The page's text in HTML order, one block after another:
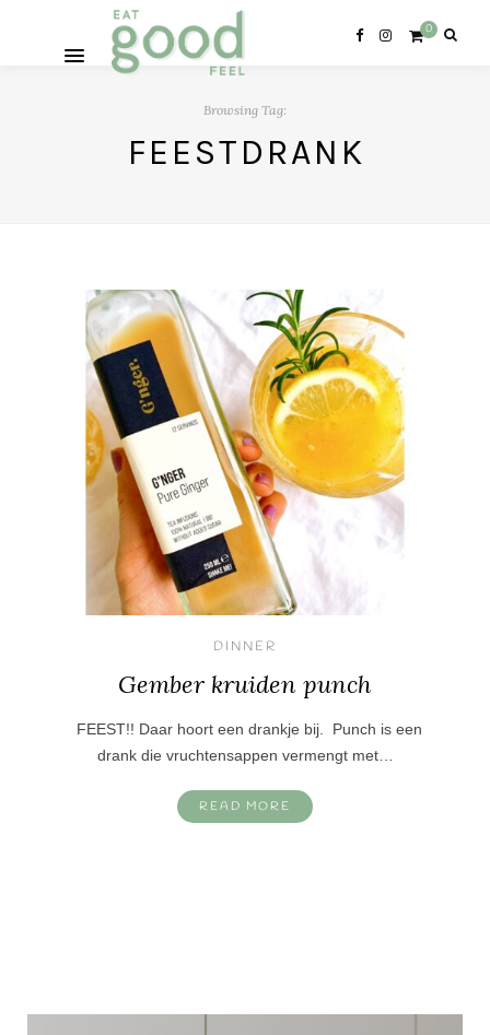
0
Browsing Tag:
FEESTDRANK
DINNER
Gember kruiden punch
FEEST!! Daar hoort een drankje bij. Punch is een
drank die vruchtensappen vermengt met…
READ MORE